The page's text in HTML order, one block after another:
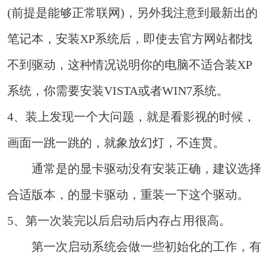
(前提是能够正常联网)，另外我注意到最新出的
笔记本，安装XP系统后，即使去官方网站都找
不到驱动，这种情况说明你的电脑不适合装XP
系统，你需要安装VISTA或者WIN7系统。
4、装上发现一个大问题，就是看影视的时候，
画面一跳一跳的，就象放幻灯，不连贯。
通常是的显卡驱动没有安装正确，建议选择
合适版本，的显卡驱动，重装一下这个驱动。
5、第一次装完以后启动后内存占用很高。
第一次启动系统会做一些初始化的工作，有